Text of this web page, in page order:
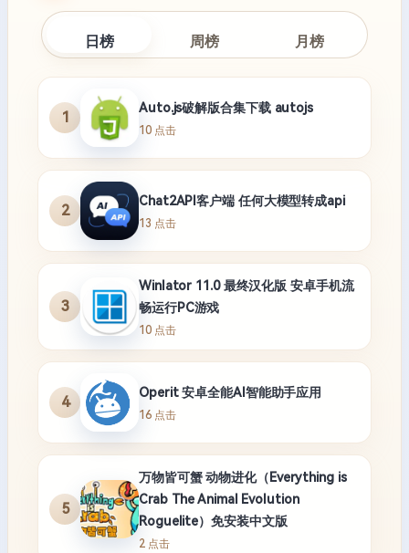
日榜 周榜 月榜
1
Auto.js破解版合集下载 autojs
10 点击
2
Chat2API客户端 任何大模型转成api
13 点击
3
Winlator 11.0 最终汉化版 安卓手机流
畅运行PC游戏
10 点击
4
Operit 安卓全能AI智能助手应用
16 点击
5
万物皆可蟹 动物进化（Everything is
Crab The Animal Evolution
Roguelite）免安装中文版
2 点击